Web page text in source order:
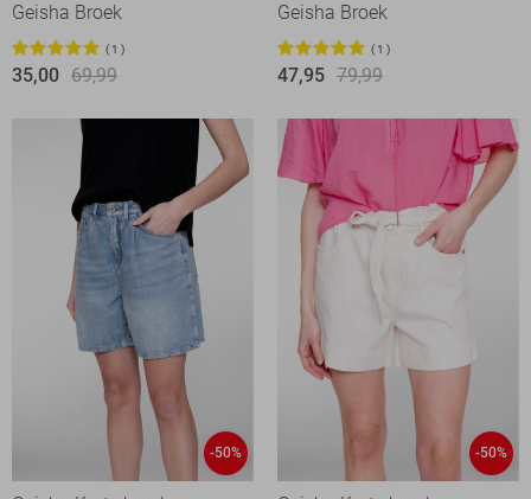
Geisha Broek
1
35,00 69,99
Geisha Broek
1
47,95 79,99
-50% -50%